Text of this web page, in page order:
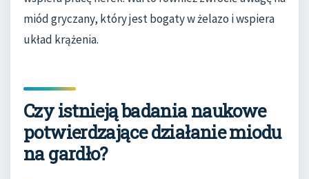
miód gryczany, który jest bogaty w żelazo i wspiera
układ krążenia.
Czy istnieją badania naukowe
potwierdzające działanie miodu
na gardło?